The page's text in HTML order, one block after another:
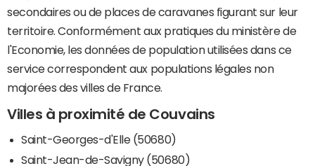
secondaires ou de places de caravanes figurant sur leur
territoire. Conformément aux pratiques du ministère de
l'Economie, les données de population utilisées dans ce
service correspondent aux populations légales non
majorées des villes de France.
Villes à proximité de Couvains
Saint-Georges-d'Elle (50680)
Saint-Jean-de-Savigny (50680)